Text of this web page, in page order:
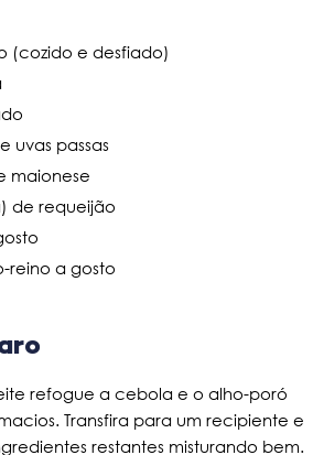
(cozido e desfiado)
uvas passas
maionese
de requeijão
reino a gosto
refogue a cebola e o alho-poró
Transfira para um recipiente e
restantes misturando bem.